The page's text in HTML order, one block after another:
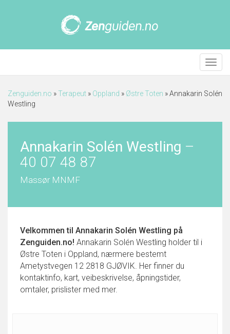
Meny
Zenguiden.no »Terapeut » Oppland » Østre Toten »Annakarin Solén
Westling
Annakarin Solén Westling –
40 07 48 87
Massør MNMF
Velkommen til Annakarin Solén Westling på
Zenguiden.no! Annakarin Solén Westling holder til i
Østre Toten i Oppland, nærmere bestemt
Ametystvegen 12 2818 GJØVIK. Her finner du
kontaktinfo, kart, veibeskrivelse, åpningstider,
omtaler, prislister med mer.